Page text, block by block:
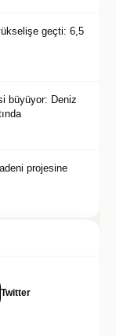
geçti: 6,5
büyüyor: Deniz
projesine
Twitter